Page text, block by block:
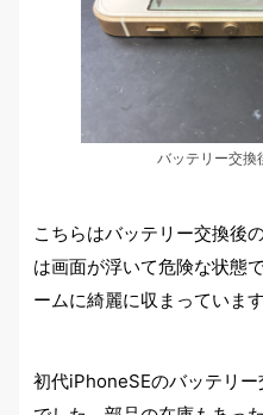
バッテリー交換
こちらはバッテリー交換後
は画面が浮いて危険な状態
ームに綺麗に収まっています
初代iPhoneSEのバッテリ